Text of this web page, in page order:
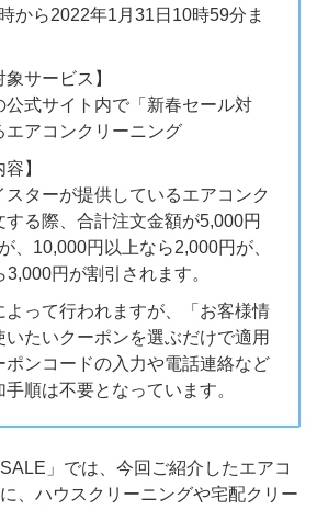
から2022年1月31日10時59分ま
象サービス】
公式サイト内で「新春セール対
エアコンクリーニング
】
ターが提供しているエアコンク
する際、合計注文金額が5,000円
、10,000円以上なら2,000円が、
円が割引されます。
よって行われますが、「お客様情
たいクーポンを選ぶだけで適用
ポンコードの入力や電話連絡など
順は不要となっています。
」では、今回ご紹介したエアコ
、ハウスクリーニングや宅配クリー